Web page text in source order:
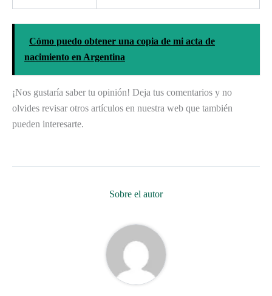
Cómo puedo obtener una copia de mi acta de
nacimiento en Argentina
¡Nos gustaría saber tu opinión! Deja tus comentarios y no
olvides revisar otros artículos en nuestra web que también
pueden interesarte.
Sobre el autor